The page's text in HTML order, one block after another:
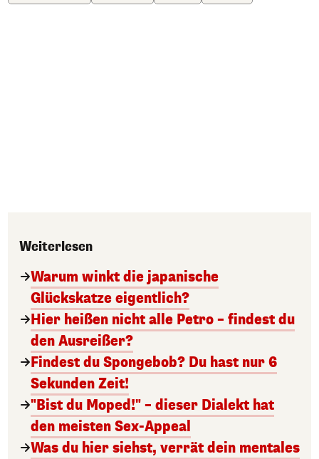
Weiterlesen
Warum winkt die japanische
Glückskatze eigentlich?
Hier heißen nicht alle Petro – findest du
den Ausreißer?
Findest du Spongebob? Du hast nur 6
Sekunden Zeit!
"Bist du Moped!" – dieser Dialekt hat
den meisten Sex-Appeal
Was du hier siehst, verrät dein mentales